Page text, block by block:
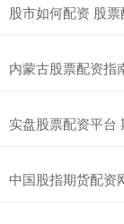
股市如何配资 股
内蒙古股票配资指
实盘股票配资平台
中国股指期货配资